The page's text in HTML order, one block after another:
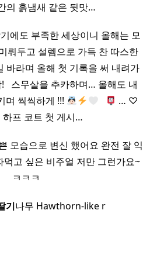
의 흙냄새 같은 뒷맛…
에도 부족한 세상이니 올해는 모
뤄두고 설렘으로 가득 찬 따스한
바라며 올해 첫 기록을 써 내려가
스무살을 추카하며… 올해도 내
며 씩씩하게 !!!
… ♡ ​ ​
하프 코트 첫 게시…
모습으로 변신 했어요 완전 잘 익
먹고 싶은 비주얼 저만 그런가요~
ㅋㅋㅋ
기나무 Hawthorn-like r